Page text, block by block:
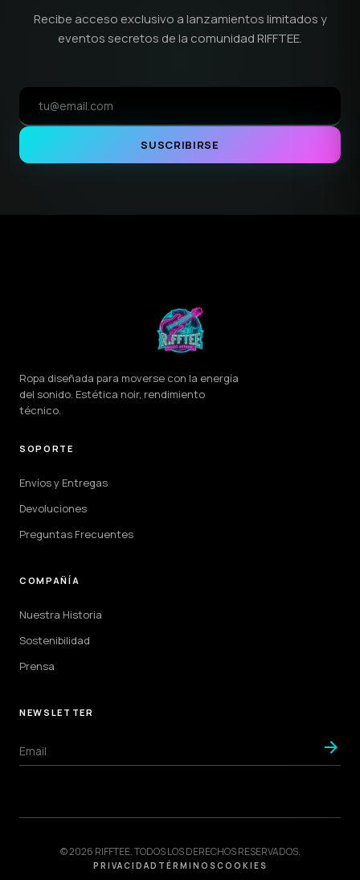
Recibe acceso exclusivo a lanzamientos limitados y
eventos secretos de la comunidad RIFFTEE.
SUSCRIBIRSE
Ropa diseñada para moverse con la energía
del sonido. Estética noir, rendimiento
técnico.
SOPORTE
Envíos y Entregas
Devoluciones
Preguntas Frecuentes
COMPAÑÍA
Nuestra Historia
Sostenibilidad
Prensa
NEWSLETTER
arrow_forward
© 2026 RIFFTEE. TODOS LOS DERECHOS RESERVADOS.
PRIVACIDAD TÉRMINOSCOOKIES